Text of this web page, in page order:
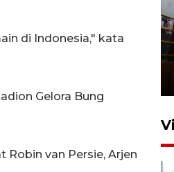
di Indonesia," kata
Gelora Bung
Robin van Persie, Arjen
protes penataan